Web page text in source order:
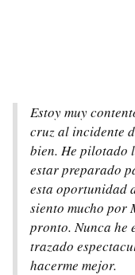
Estoy muy
cruz al incidente
bien. He pilotado
estar preparado
esta oportunidad
siento mucho por
pronto. Nunca he
trazado
hacerme mejor.